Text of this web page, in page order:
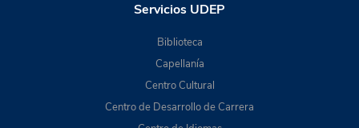
Servicios UDEP
Biblioteca
Capellanía
Centro Cultural
Centro de Desarrollo de Carrera